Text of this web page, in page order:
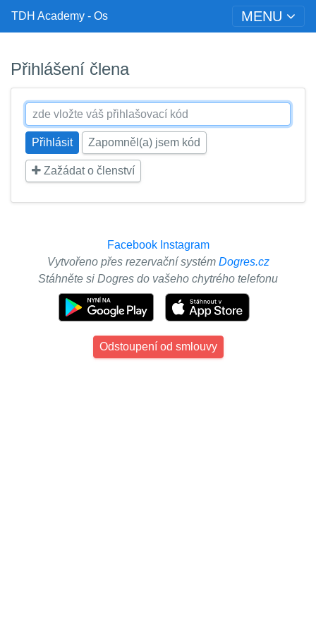
TDH Academy - Os MENU
Přihlášení člena
Zapomněl(a) jsem kód
Zažádat o členství
Facebook Instagram
Vytvořeno přes rezervační systém Dogres.cz
Stáhněte si Dogres do vašeho chytrého telefonu
Odstoupení od smlouvy